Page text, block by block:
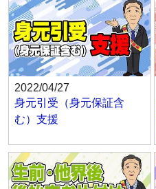
2022/04/27
身元引受（身元保証含
む）支援